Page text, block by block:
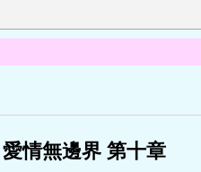
愛情無邊界 第十章